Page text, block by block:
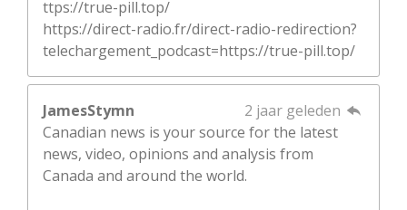
ttps://true-pill.top/
https://direct-radio.fr/direct-radio-redirection?
telechargement_podcast=https://true-pill.top/
JamesStymn
2 jaar geleden
Canadian news is your source for the latest
news, video, opinions and analysis from
Canada and around the world.